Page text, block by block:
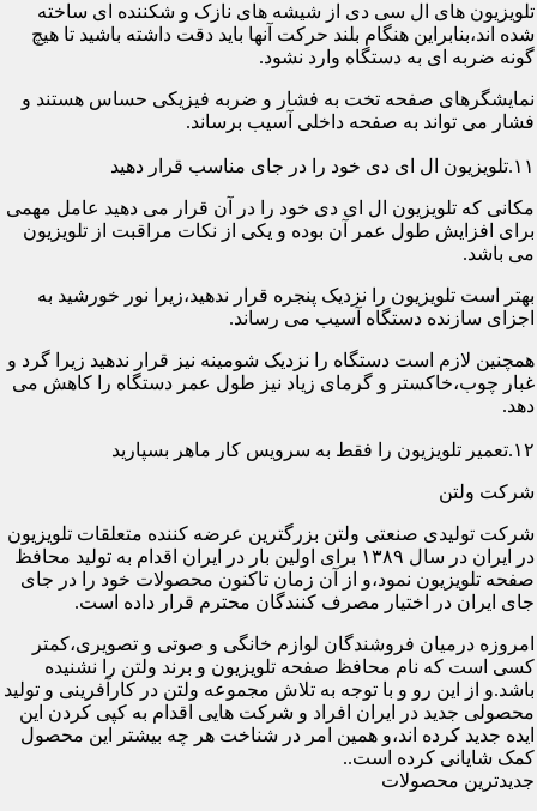
تلویزیون های ال سی دی از شیشه های نازک و شکننده ای ساخته
شده اند،بنابراین هنگام بلند حرکت آنها باید دقت داشته باشید تا هیچ
گونه ضربه ای به دستگاه وارد نشود.
نمایشگرهای صفحه تخت به فشار و ضربه فیزیکی حساس هستند و
فشار می تواند به صفحه داخلی آسیب برساند.
۱۱.تلویزیون ال ای دی خود را در جای مناسب قرار دهید
مکانی که تلویزیون ال ای دی خود را در آن قرار می دهید عامل مهمی
برای افزایش طول عمر آن بوده و یکی از نکات مراقبت از تلویزیون
می باشد.
بهتر است تلویزیون را نزدیک پنجره قرار ندهید،زیرا نور خورشید به
اجزای سازنده دستگاه آسیب می رساند.
همچنین لازم است دستگاه را نزدیک شومینه نیز قرار ندهید زیرا گرد و
غبار چوب،خاکستر و گرمای زیاد نیز طول عمر دستگاه را کاهش می
دهد.
۱۲.تعمیر تلویزیون را فقط به سرویس کار ماهر بسپارید
شرکت ولتن
شرکت تولیدی صنعتی ولتن بزرگترین عرضه کننده متعلقات تلویزیون
در ایران در سال ۱۳۸۹ برای اولین بار در ایران اقدام به تولید محافظ
صفحه تلویزیون نمود،و از آن زمان تاکنون محصولات خود را در جای
جای ایران در اختیار مصرف کنندگان محترم قرار داده است.
امروزه درمیان فروشندگان لوازم خانگی و صوتی و تصویری،کمتر
کسی است که نام محافظ صفحه تلویزیون و برند ولتن را نشنیده
باشد.و از این رو و با توجه به تلاش مجموعه ولتن در کارآفرینی و تولید
محصولی جدید در ایران افراد و شرکت هایی اقدام به کپی کردن این
ایده جدید کرده اند،و همین امر در شناخت هر چه بیشتر این محصول
کمک شایانی کرده است..
جدیدترین محصولات